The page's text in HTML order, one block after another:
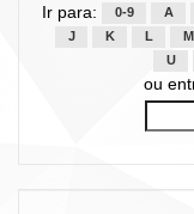
Ir para: 0-9 A
J
K L M
U
ou